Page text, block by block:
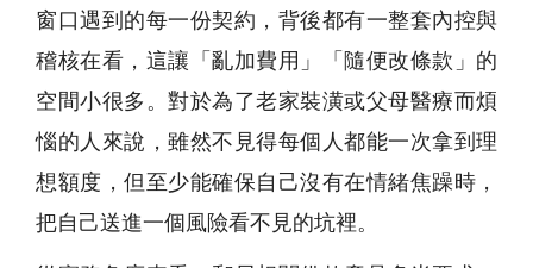
窗口遇到的每一份契約，背後都有一整套內控與
稽核在看，這讓「亂加費用」「隨便改條款」的
空間小很多。對於為了老家裝潢或父母醫療而煩
惱的人來說，雖然不見得每個人都能一次拿到理
想額度，但至少能確保自己沒有在情緒焦躁時，
把自己送進一個風險看不見的坑裡。